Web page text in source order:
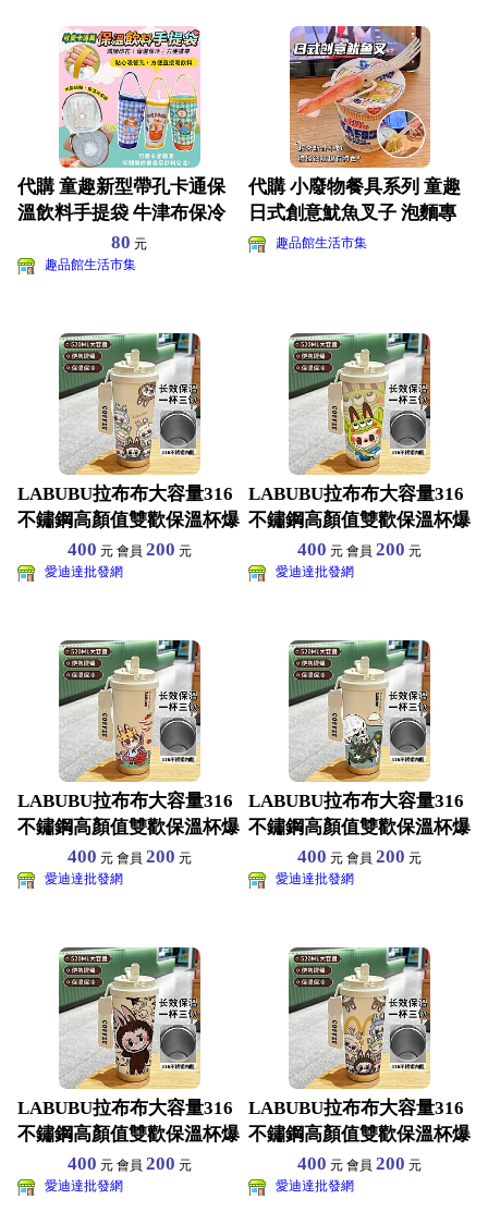
代購 童趣新型帶孔卡通保
溫飲料手提袋 牛津布保冷
保溫袋 腳踏車飲料袋
80 元
趣品館生活市集
代購 小廢物餐具系列 童趣
日式創意魷魚叉子 泡麵專
用餐具 網紅款日清魷
趣品館生活市集
LABUBU拉布布大容量316
不鏽鋼高顏值雙歡保溫杯爆
款吸管車載咖啡杯
400 元 會員 200 元
愛迪達批發網
LABUBU拉布布大容量316
不鏽鋼高顏值雙歡保溫杯爆
款吸管車載咖啡杯
400 元 會員200 元
愛迪達批發網
LABUBU拉布布大容量316
不鏽鋼高顏值雙歡保溫杯爆
款吸管車載咖啡杯
400 元 會員 200 元
愛迪達批發網
LABUBU拉布布大容量316
不鏽鋼高顏值雙歡保溫杯爆
款吸管車載咖啡杯
400 元 會員200 元
愛迪達批發網
LABUBU拉布布大容量316
不鏽鋼高顏值雙歡保溫杯爆
款吸管車載咖啡杯
400 元 會員 200 元
愛迪達批發網
LABUBU拉布布大容量316
不鏽鋼高顏值雙歡保溫杯爆
款吸管車載咖啡杯
400 元 會員200 元
愛迪達批發網